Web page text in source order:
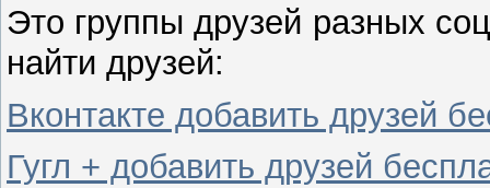
Это группы друзей разных
найти друзей:
Вконтакте добавить друзей
Гугл + добавить друзей